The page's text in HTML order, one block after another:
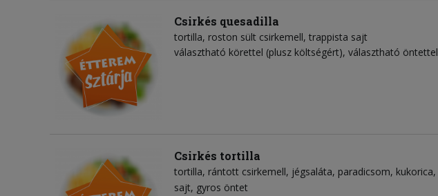
Csirkés quesadilla
tortilla roston sült csirkemell trappista sajt
választható körettel (plusz költségért), választható öntettel
Csirkés tortilla
tortilla rántott csirkemell jégsaláta paradicsom kukorica
sajt gyros öntet